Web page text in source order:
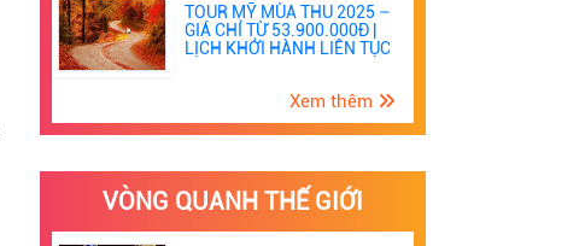
TOUR MỸ MÙA THU 2025 –
GIÁ CHỈ TỪ 53.900.000Đ |
LỊCH KHỞI HÀNH LIÊN TỤC
Xem thêm
VÒNG QUANH THẾ GIỚI